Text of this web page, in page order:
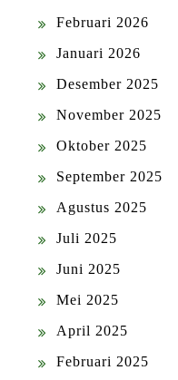
Februari 2026
Januari 2026
Desember 2025
November 2025
Oktober 2025
September 2025
Agustus 2025
Juli 2025
Juni 2025
Mei 2025
April 2025
Februari 2025